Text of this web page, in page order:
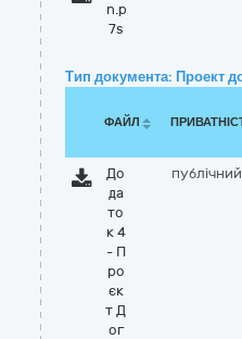
n.p
7s
Тип документа: Проект
ФАЙЛ
До
да
то
к 4
- П
ро
єк
т Д
ог
публічний